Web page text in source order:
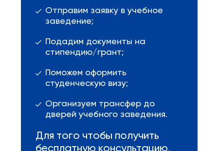
Отправим заявку в учебное
заведение;
Подадим документы на
стипендию/грант;
Поможем оформить
студенческую визу;
Организуем трансфер до
дверей учебного заведения.
Для того чтобы получить
бесплатную консультацию,